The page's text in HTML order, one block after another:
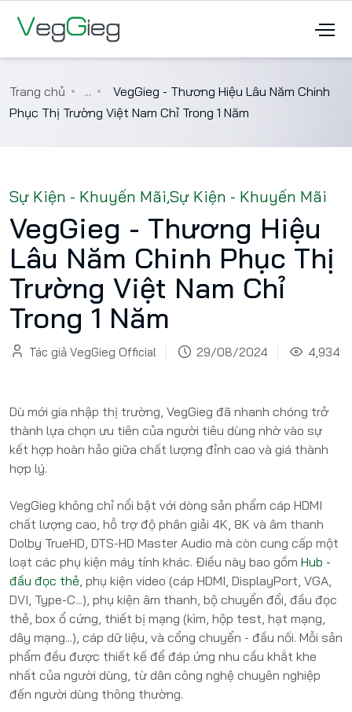
Trang chủ ...
VegGieg - Thương Hiệu Lâu Năm Chinh
Phục Thị Trường Việt Nam Chỉ Trong 1 Năm
Sự Kiện - Khuyến Mãi,Sự Kiện - Khuyến Mãi
VegGieg - Thương Hiệu
Lâu Năm Chinh Phục Thị
Trường Việt Nam Chỉ
Trong 1 Năm
Tác giả VegGieg Official 29/08/2024 4,934
Dù mới gia nhập thị trường, VegGieg đã nhanh chóng trở
thành lựa chọn ưu tiên của người tiêu dùng nhờ vào sự
kết hợp hoàn hảo giữa chất lượng đỉnh cao và giá thành
hợp lý.
VegGieg không chỉ nổi bật với dòng sản phẩm cáp HDMI
chất lượng cao, hỗ trợ độ phân giải 4K, 8K và âm thanh
Dolby TrueHD, DTS-HD Master Audio mà còn cung cấp một
loạt các phụ kiện máy tính khác. Điều này bao gồm Hub -
đầu đọc thẻ, phụ kiện video (cáp HDMI, DisplayPort, VGA,
DVI, Type-C...), phụ kiện âm thanh, bộ chuyển đổi, đầu đọc
thẻ, box ổ cứng, thiết bị mạng (kìm, hộp test, hạt mạng,
dây mạng...), cáp dữ liệu, và cổng chuyển - đầu nối. Mỗi sản
phẩm đều được thiết kế để đáp ứng nhu cầu khắt khe
nhất của người dùng, từ dân công nghệ chuyên nghiệp
đến người dùng thông thường.